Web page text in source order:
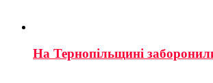
На Тернопільщині